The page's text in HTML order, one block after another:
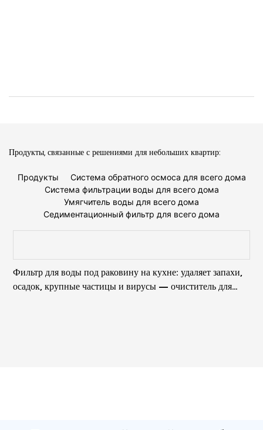
Продукты, связанные с решениями для небольших квартир:
Продукты
Система обратного осмоса для всего дома
Система фильтрации воды для всего дома
Умягчитель воды для всего дома
Седиментационный фильтр для всего дома
Фильтр для воды под раковину на кухне: удаляет запахи,
осадок, крупные частицы и вирусы – очиститель для